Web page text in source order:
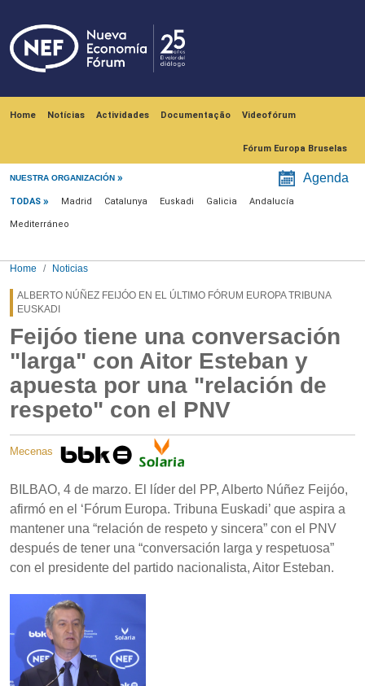
Home Notícias Actividades Documentação Videofórum
Fórum Europa Bruselas
NUESTRA ORGANIZACIÓN Agenda
Menú noticias
TODAS Madrid Catalunya Euskadi Galicia Andalucía
Mediterráneo
Home Noticias
ALBERTO NÚÑEZ FEIJÓO EN EL ÚLTIMO FÓRUM EUROPA TRIBUNA
EUSKADI
Feijóo tiene una conversación
"larga" con Aitor Esteban y
apuesta por una "relación de
respeto" con el PNV
Mecenas
BILBAO, 4 de marzo. El líder del PP, Alberto Núñez Feijóo,
afirmó en el ‘Fórum Europa. Tribuna Euskadi’ que aspira a
mantener una “relación de respeto y sincera” con el PNV
después de tener una “conversación larga y respetuosa”
con el presidente del partido nacionalista, Aitor Esteban.